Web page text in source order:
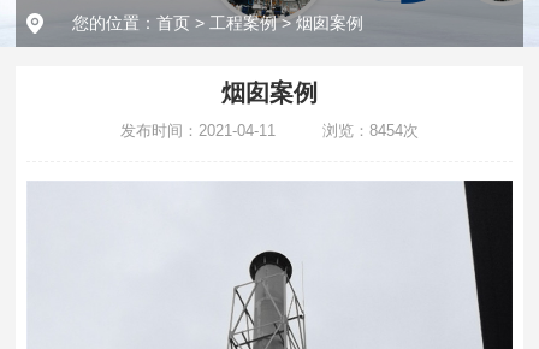
您的位置： 首页> 工程案例> 烟囱案例
烟囱案例
发布时间：2021-04-11 浏览：8454次